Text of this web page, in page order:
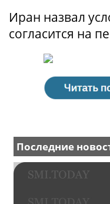
Иран назвал
согласится на